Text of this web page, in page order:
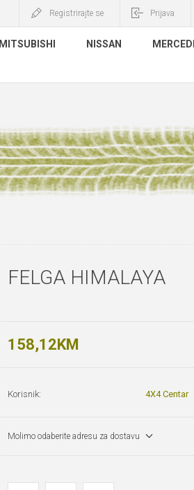
Registrirajte se Prijava
MITSUBISHI NISSAN
FELGA HIMALAYA
158,12KM
Korisnik: 4X4 Centar
Molimo odaberite adresu za dostavu